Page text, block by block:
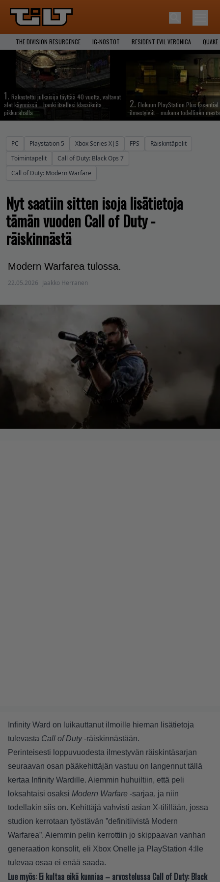
THE DIVISION RESURGENCE IG-NOSTOT RESIDENT EVIL VERONICA QUAKE
1. Rakastettu julkaisija täyttää 40 vuotta, valtavat
alet käynnissä – hanki itsellesi klassikoita
pikkurahalla
2. Elokuun PlayStation Plus
ilmestyivät – mukana todellinen
PC Playstation 5 Xbox Series X|S FPS
Räiskintäpelit
Toimintapelit
Call of Duty: Black Ops 7
Call of Duty: Modern Warfare
Nyt saatiin sitten isoja lisätietoja
tämän vuoden Call of Duty -
räiskinnästä
Modern Warfarea tulossa.
22.05.2026 Jaakko Herranen
Infinity Ward on luikauttanut ilmoille hieman lisätietoja
tulevasta Call of Duty-räiskinnästään.
Perinteisesti loppuvuodesta ilmestyvän räiskintäsarjan
seuraavan osan pääkehittäjän vastuu on langennut tällä
kertaa Infinity Wardille. Aiemmin huhuiltiin, että peli
loksahtaisi osaksi Modern Warfare -sarjaa, ja niin
todellakin siis on. Kehittäjä vahvisti asian X-tilillään, jossa
studion kerrotaan työstävän ”definitiivistä Modern
Warfarea”. Aiemmin pelin kerrottiin jo skippaavan vanhan
generaation konsolit, eli Xbox Onelle ja PlayStation 4:lle
tulevaa osaa ei enää saada.
Lue myös: Ei kultaa eikä kunniaa – arvostelussa Call of Duty: Black